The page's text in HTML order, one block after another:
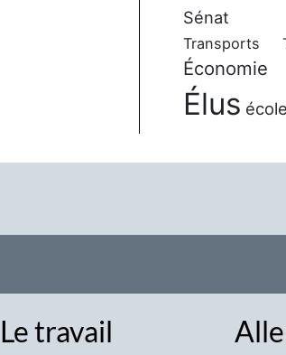
Sénat
Transports
Économie
Élus école
Le travail